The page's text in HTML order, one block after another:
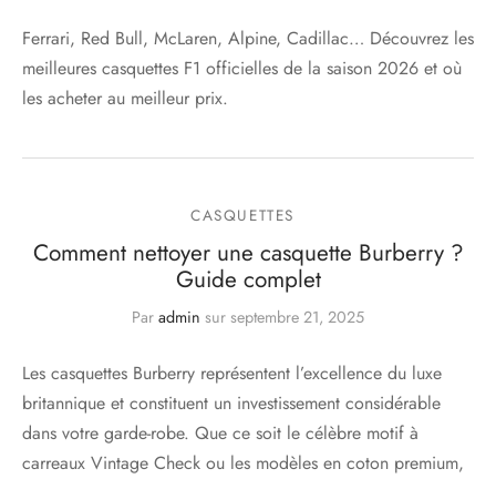
Ferrari, Red Bull, McLaren, Alpine, Cadillac… Découvrez les
meilleures casquettes F1 officielles de la saison 2026 et où
les acheter au meilleur prix.
CASQUETTES
Comment nettoyer une casquette Burberry ?
Guide complet
Par admin sur septembre 21, 2025
Les casquettes Burberry représentent l’excellence du luxe
britannique et constituent un investissement considérable
dans votre garde-robe. Que ce soit le célèbre motif à
carreaux Vintage Check ou les modèles en coton premium,